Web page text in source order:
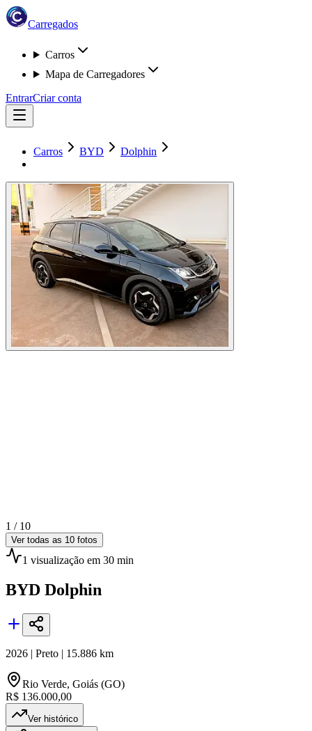
Carregados
Carros
Mapa de Carregadores
EntrarCriar conta
Carros BYD Dolphin
1 / 10
Ver todas as 10 fotos
1 visualização em 30 min
BYD Dolphin
2026 | Preto | 15.886 km
Rio Verde, Goiás (GO)
R$ 136.000,00
Ver histórico